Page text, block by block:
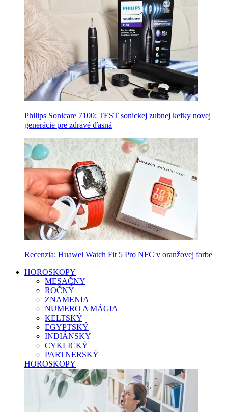
Philips Sonicare 7100: TEST sonickej zubnej kefky novej
generácie pre zdravé ďasná
Recenzia: Huawei Watch Fit 5 Pro NFC v oranžovej farbe
HOROSKOPY
MESAČNY
ROČNÝ
ZNAMENIA
NUMERO A MÁGIA
KELTSKÝ
EGYPTSKÝ
INDIÁNSKY
CYKLICKÝ
PARTNERSKÝ
HOROSKOPY